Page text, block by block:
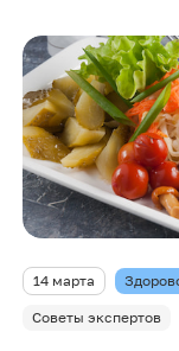
14 марта
Советы экспертов